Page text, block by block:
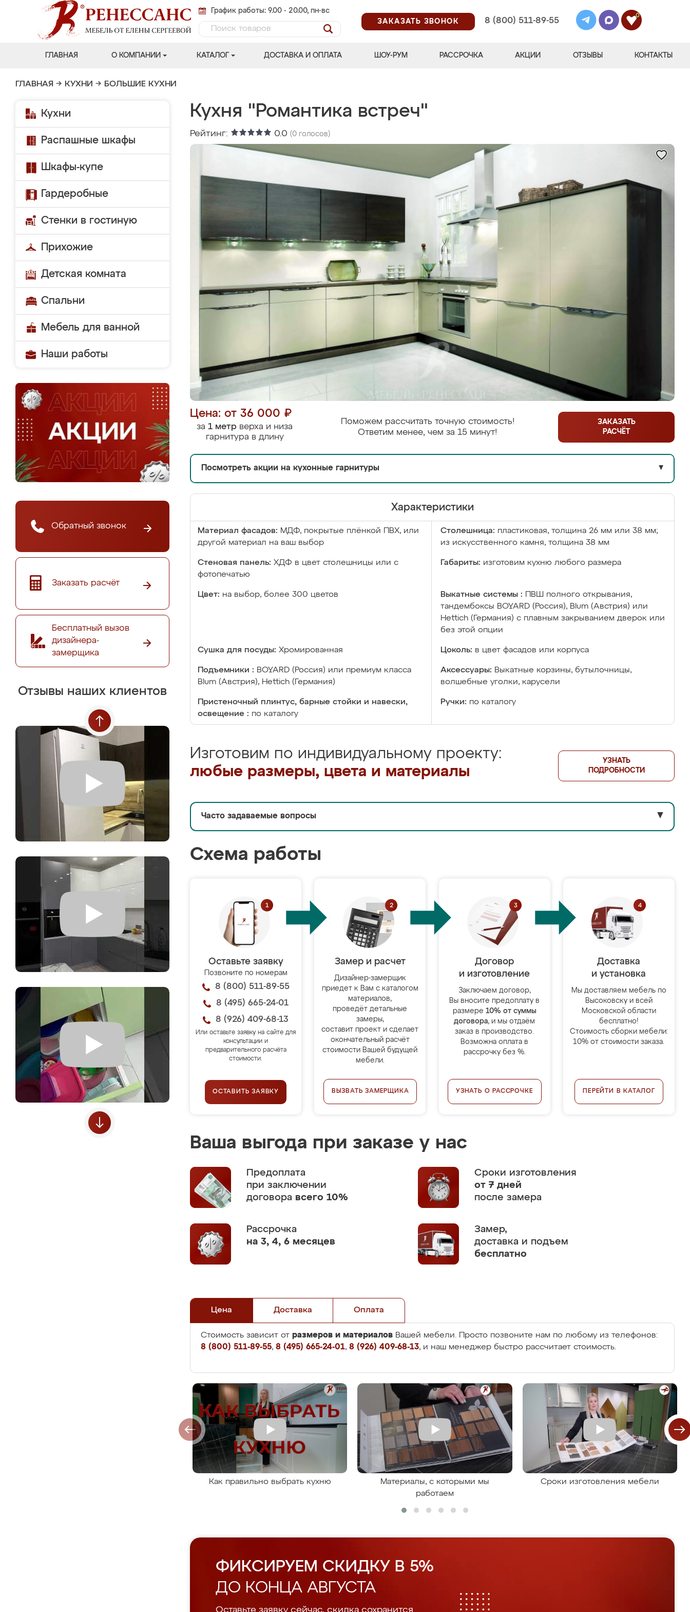
График работы: 9.00 - 20.00, пн-вс
ЗАКАЗАТЬ ЗВОНОК
8 (800) 511-89-55
0
ГЛАВНАЯ О КОМПАНИИ КАТАЛОГ ДОСТАВКА И ОПЛАТА ШОУ-РУМ РАССРОЧКА АКЦИИ ОТЗЫВЫ КОНТАКТЫ
ГЛАВНАЯ → КУХНИ → БОЛЬШИЕ КУХНИ
Кухни
Распашные шкафы
Шкафы-купе
Гардеробные
Стенки в гостиную
Прихожие
Детская комната
Спальни
Мебель для ванной
Наши работы
Обратный звонок
Заказать расчёт
Бесплатный вызов
дизайнера-
замерщика
Отзывы наших клиентов
Кухня "Романтика встреч"
Рейтинг: 0.0 (0 голосов)
Цена: от 36 000 ₽
за 1 метр верха и низа
гарнитура в длину
Поможем рассчитать точную стоимость!
Ответим менее, чем за 15 минут!
ЗАКАЗАТЬ
РАСЧЁТ
Посмотреть акции на кухонные гарнитуры ▼
Характеристики
Материал фасадов: МДФ, покрытые плёнкой ПВХ, или
другой материал на ваш выбор
Столешница: пластиковая, толщина 26 мм или 38 мм;
из искусственного камня, толщина 38 мм
Стеновая панель: ХДФ в цвет столешницы или с
фотопечатью
Габариты: изготовим кухню любого размера
Цвет: на выбор, более 300 цветов Выкатные системы :
ПВШ полного открывания,
тандембоксы BOYARD (Россия), Blum (Австрия) или
Hettich (Германия) с плавным закрыванием дверок или
без этой опции
Сушка для посуды: Хромированная Цоколь: в цвет фасадов или корпуса
Подъемники : BOYARD (Россия) или премиум класса
Blum (Австрия), Hettich (Германия)
Аксессуары: Выкатные корзины, бутылочницы,
волшебные уголки, карусели
Пристеночный плинтус, барные стойки и навески,
освещение : по каталогу
Ручки: по каталогу
Изготовим по индивидуальному проекту:
любые размеры, цвета и материалы
УЗНАТЬ
ПОДРОБНОСТИ
Часто задаваемые вопросы ▼
Схема работы
Оставьте заявку
Позвоните по номерам
8 (800) 511-89-55
8 (495) 665-24-01
8 (926) 409-68-13
Или оставьте заявку на сайте для
консультации и
предварительного расчёта
стоимости.
ОСТАВИТЬ ЗАЯВКУ
Замер и расчет
Дизайнер-замерщик
приедет к Вам с каталогом
материалов,
проведёт детальные
замеры,
составит проект и сделает
окончательный расчёт
стоимости Вашей будущей
мебели.
ВЫЗВАТЬ ЗАМЕРЩИКА
Договор
и изготовление
Заключаем договор,
Вы вносите предоплату в
размере 10% от суммы
договора, и мы отдаём
заказ в производство.
Возможна оплата в
рассрочку без %.
УЗНАТЬ О РАССРОЧКЕ
Доставка
и установка
Мы доставляем мебель по
Высоковску и всей
Московской области
бесплатно!
Стоимость сборки мебели:
10% от стоимости заказа.
ПЕРЕЙТИ В КАТАЛОГ
Ваша выгода при заказе у нас
Предоплата
при заключении
договора всего 10%
Сроки изготовления
от 7 дней
после замера
Рассрочка
на 3, 4, 6 месяцев
Замер,
доставка и подъем
бесплатно
Цена Доставка Оплата
Стоимость зависит от размеров и материалов Вашей мебели. Просто позвоните нам по любому из телефонов:
8 (800) 511-89-55, 8 (495) 665-24-01, 8 (926) 409-68-13, и наш менеджер быстро рассчитает стоимость.
Как правильно выбрать кухню
Материалы, с которыми мы
работаем
Сроки изготовления мебели
ФИКСИРУЕМ СКИДКУ В 5%
ДО КОНЦА АВГУСТА
Оставьте заявку сейчас, скидка сохранится.